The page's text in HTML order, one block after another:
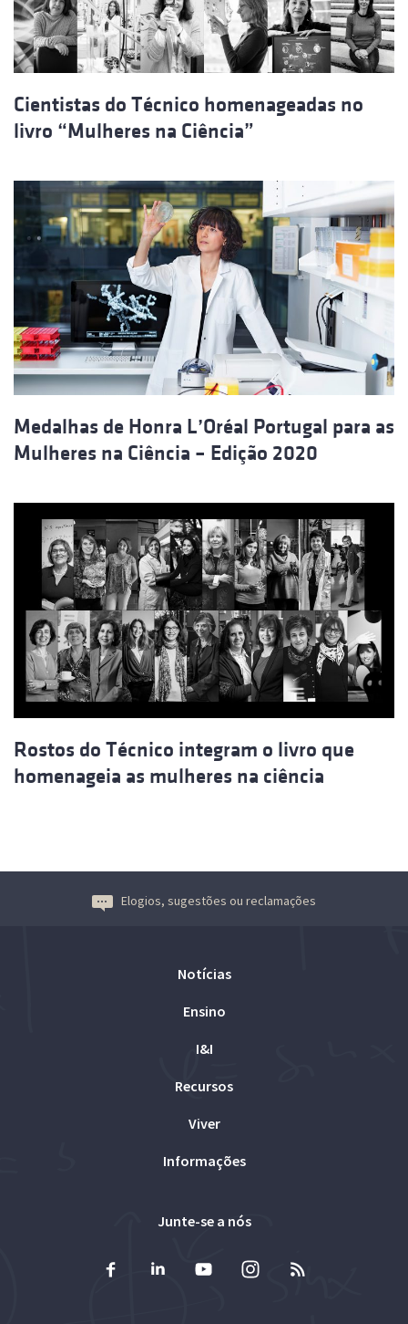
Cientistas do Técnico homenageadas no
livro “Mulheres na Ciência”
Medalhas de Honra L’Oréal Portugal para as
Mulheres na Ciência – Edição 2020
Rostos do Técnico integram o livro que
homenageia as mulheres na ciência
Elogios, sugestões ou reclamações
Notícias
Ensino
I&I
Recursos
Viver
Informações
Junte-se a nós